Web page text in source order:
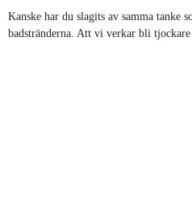
Kanske har du slagits av samma tanke
badstränderna. Att vi verkar bli